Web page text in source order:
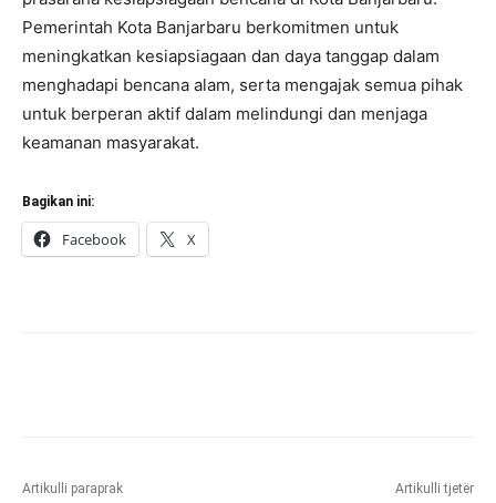
Pemerintah Kota Banjarbaru berkomitmen untuk
meningkatkan kesiapsiagaan dan daya tanggap dalam
menghadapi bencana alam, serta mengajak semua pihak
untuk berperan aktif dalam melindungi dan menjaga
keamanan masyarakat.
Bagikan ini:
Facebook X
Artikulli paraprak Artikulli tjetër